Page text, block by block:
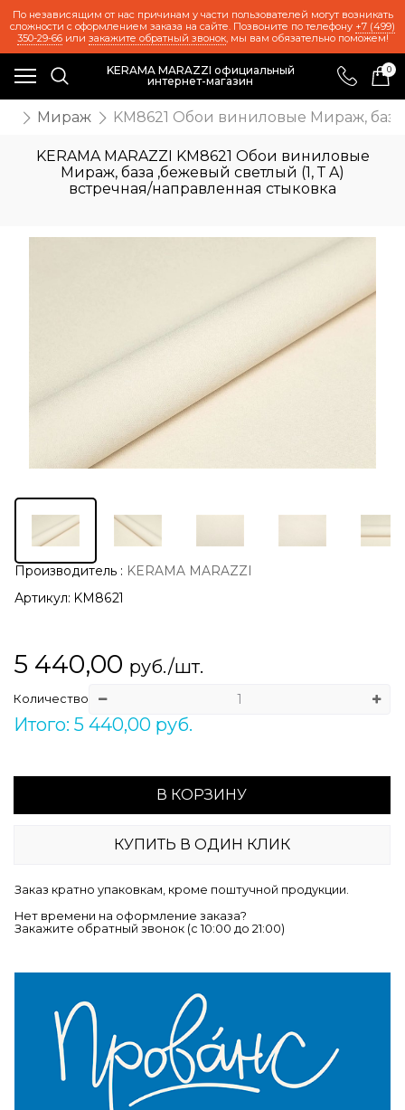
По независящим от нас причинам у части пользователей могут возникать
сложности с оформлением заказа на сайте. Позвоните по телефону +7 (499)
350-29-66или закажите обратный звонок, мы вам обязательно поможем!
KERAMA MARAZZI официальный
интернет-магазин
0
Мираж KM8621 Обои виниловые Мираж, база
KERAMA MARAZZI KM8621 Обои виниловые
Мираж, база ,бежевый светлый (1, Т A)
встречная/направленная стыковка
Производитель : KERAMA MARAZZI
Артикул: KM8621
5 440,00 руб./шт.
Количество
Итого: 5 440,00 руб.
В КОРЗИНУ
КУПИТЬ В ОДИН КЛИК
Заказ кратно упаковкам, кроме поштучной продукции.
Нет времени на оформление заказа?
Закажите обратный звонок (c 10:00 до 21:00)